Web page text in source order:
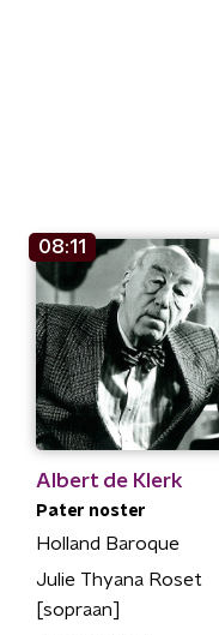
08:11
Albert de Klerk
Pater noster
Holland Baroque
Julie Thyana Roset
[sopraan]